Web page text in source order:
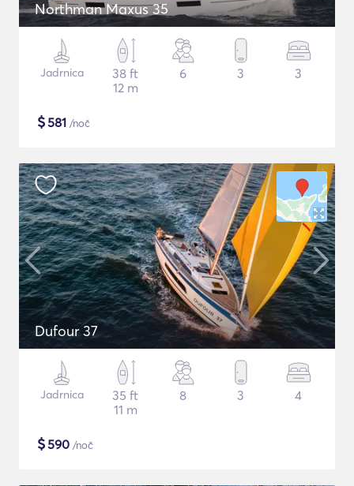
Northman Maxus 35
Jadrnica
38 ft
12 m
6 3 3
$581 /noč
Dufour 37
Jadrnica
35 ft
11 m
8 3 4
$590 /noč